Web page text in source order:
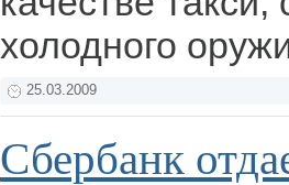
холодного
25.03.2009
Сбербанк